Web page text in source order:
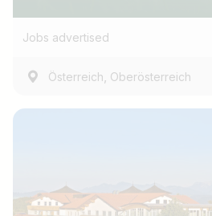
Jobs advertised
Österreich, Oberösterreich